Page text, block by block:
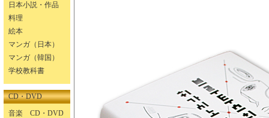
日本小説・作品
料理
絵本
マンガ（日本）
マンガ（韓国）
学校教科書
CD・DVD
音楽 CD・DVD